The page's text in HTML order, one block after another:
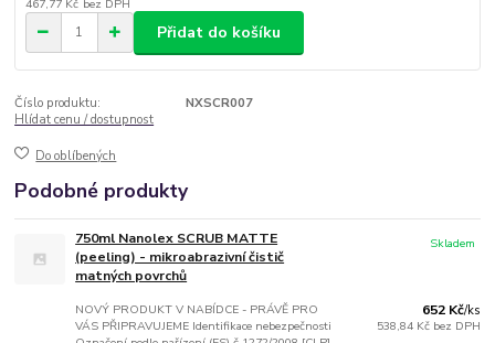
467,77 Kč bez DPH
Přidat do košíku
Číslo produktu:
NXSCR007
Hlídat cenu / dostupnost
Do oblíbených
Podobné produkty
750ml Nanolex SCRUB MATTE
(peeling) - mikroabrazivní čistič
matných povrchů
NOVÝ PRODUKT V NABÍDCE - PRÁVĚ PRO
VÁS PŘIPRAVUJEME Identifikace nebezpečnosti
652 Kč/ks
538,84 Kč bez DPH
Skladem